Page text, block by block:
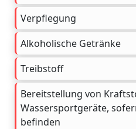
Verpflegung
Alkoholische Getränke
Treibstoff
Bereitstellung von
Wassersportgeräte,
befinden